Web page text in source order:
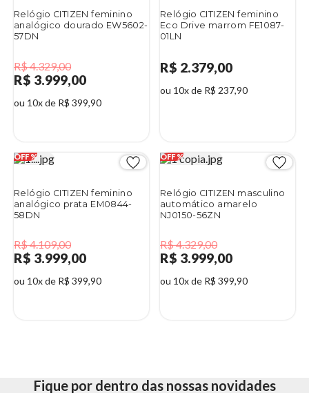
Relógio CITIZEN feminino
analógico dourado EW5602-
57DN
R$ 4.329,00
R$ 3.999,00
ou 10x de R$ 399,90
Relógio CITIZEN feminino
Eco Drive marrom FE1087-
01LN
R$ 2.379,00
ou 10x de R$ 237,90
Relógio CITIZEN feminino
analógico prata EM0844-
58DN
R$ 4.109,00
R$ 3.999,00
ou 10x de R$ 399,90
Relógio CITIZEN masculino
automático amarelo
NJ0150-56ZN
R$ 4.329,00
R$ 3.999,00
ou 10x de R$ 399,90
Fique por dentro das nossas novidades